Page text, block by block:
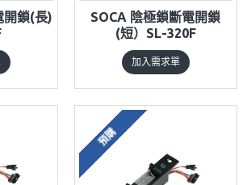
開鎖(長)
SOCA 陰極鎖斷電開鎖
(短）SL-320F
加入需求單
預購